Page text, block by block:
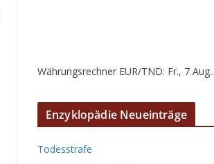
Währungsrechner EUR/TND: Fr., 7 Aug..
Enzyklopädie Neueinträge
Todesstrafe